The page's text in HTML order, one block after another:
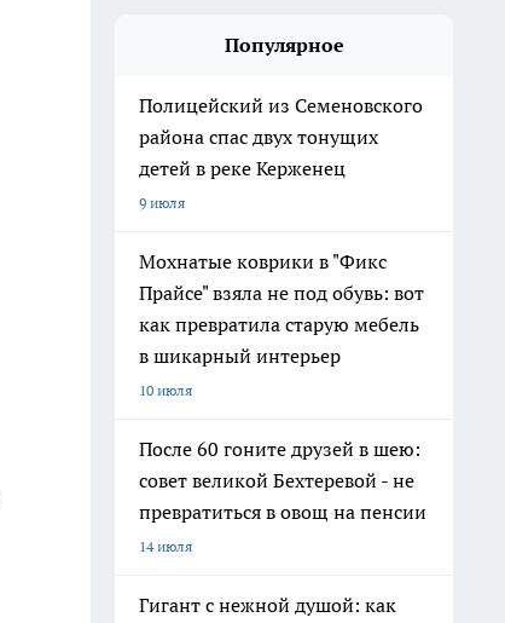
Популярное
Полицейский из Семеновского
района спас двух тонущих
детей в реке Керженец
9 июля
Мохнатые коврики в "Фикс
Прайсе" взяла не под обувь: вот
как превратила старую мебель
в шикарный интерьер
10 июля
После 60 гоните друзей в шею:
совет великой Бехтеревой - не
превратиться в овощ на пенсии
14 июля
Гигант с нежной душой: как